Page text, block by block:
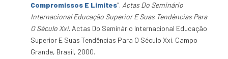
Compromissos E Limites”. Actas Do Seminário
Internacional Educação Superior E Suas Tendências Para
O Século Xxi. Actas Do Seminário Internacional Educação
Superior E Suas Tendências Para O Século Xxi. Campo
Grande, Brasil, 2000.